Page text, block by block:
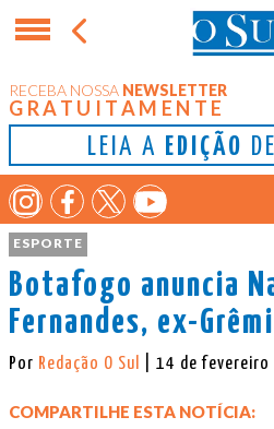
RECEBA NOSSA NEWSLETTER
GRATUITAMENTE
LEIA A EDIÇÃO DE
ESPORTE
Botafogo anuncia
Fernandes, ex-
Por Redação O Sul | 14 de
COMPARTILHE ESTA NOTÍCIA: